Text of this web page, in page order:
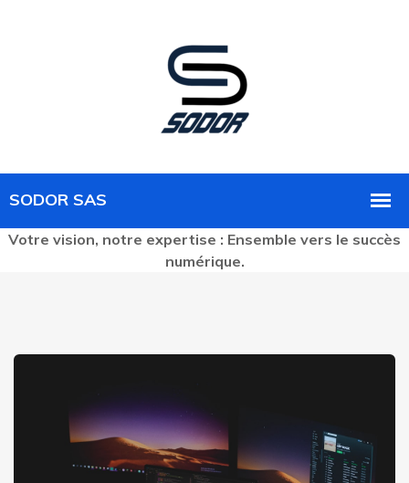
Votre vision, notre expertise : Ensemble vers le succès
numérique.